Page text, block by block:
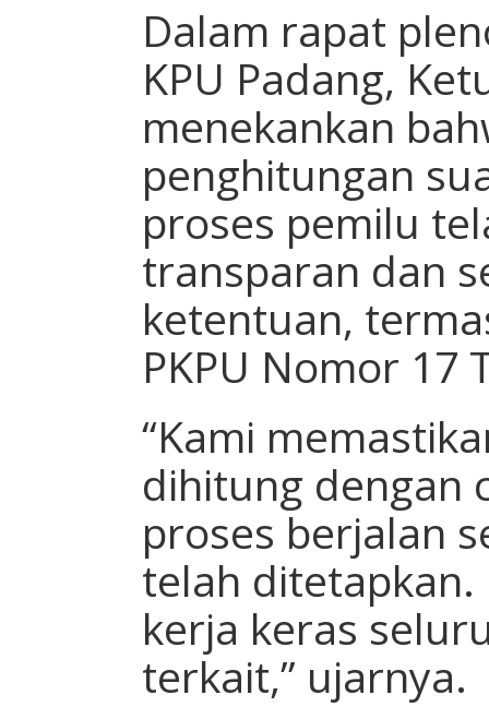
Dalam rapat
KPU Padang,
menekankan
penghitungan
proses pemilu
transparan dan
ketentuan,
PKPU Nomor 17
“Kami
dihitung dengan
proses berjalan
telah
kerja keras
terkait,” ujarnya.